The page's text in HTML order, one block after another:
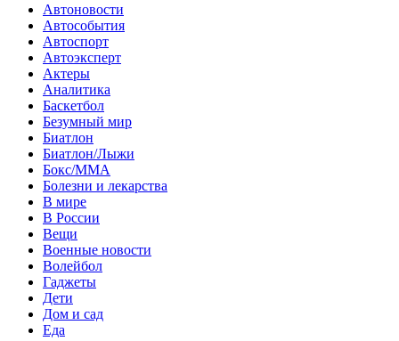
Автоновости
Автособытия
Автоспорт
Автоэксперт
Актеры
Аналитика
Баскетбол
Безумный мир
Биатлон
Биатлон/Лыжи
Бокс/MMA
Болезни и лекарства
В мире
В России
Вещи
Военные новости
Волейбол
Гаджеты
Дети
Дом и сад
Еда